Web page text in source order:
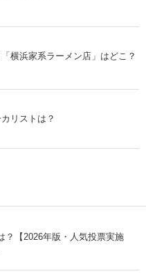
横浜家系ラーメン店」はどこ？
リストは？
？【2026年版・人気投票実施